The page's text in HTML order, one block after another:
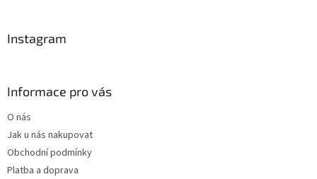
Instagram
Informace pro vás
O nás
Jak u nás nakupovat
Obchodní podmínky
Platba a doprava